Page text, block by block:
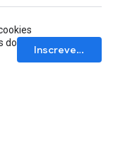
do
Inscrever-se